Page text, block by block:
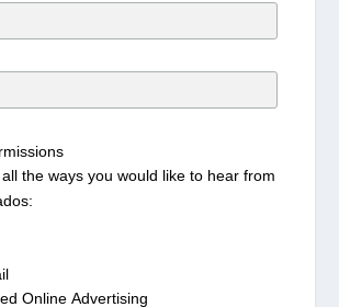
the ways you would like to hear from
Online Advertising